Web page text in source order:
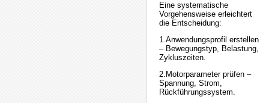
Eine systematische
Vorgehensweise erleichtert
die Entscheidung:
1.Anwendungsprofil erstellen
– Bewegungstyp, Belastung,
Zykluszeiten.
2.Motorparameter prüfen –
Spannung, Strom,
Rückführungssystem.